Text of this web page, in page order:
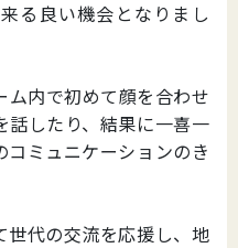
る良い機会となりまし
ム内で初めて顔を合わせ
話したり、結果に一喜一
ミュニケーションのき
世代の交流を応援し、地